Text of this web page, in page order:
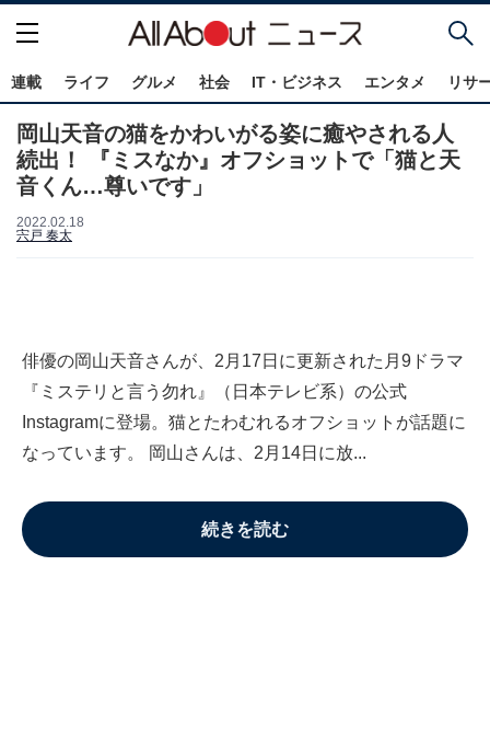
連載 ライフ グルメ 社会 IT・ビジネス エンタメ リサ
岡山天音の猫をかわいがる姿に癒やされる人
続出！ 『ミスなか』オフショットで「猫と天
音くん…尊いです」
2022.02.18
宍戸 奏太
俳優の岡山天音さんが、2月17日に更新された月9ドラマ
『ミステリと言う勿れ』（日本テレビ系）の公式
Instagramに登場。猫とたわむれるオフショットが話題に
なっています。 岡山さんは、2月14日に放...
続きを読む